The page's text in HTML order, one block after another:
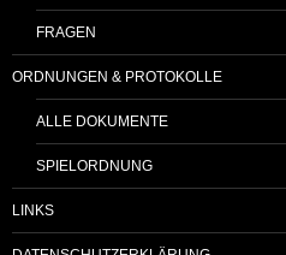
FRAGEN
ORDNUNGEN & PROTOKOLLE
ALLE DOKUMENTE
SPIELORDNUNG
LINKS